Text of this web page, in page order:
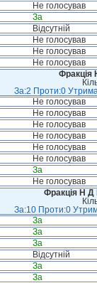
Не голосував
За
Відсутній
Не голосував
Не голосував
Не голосував
Фракція
За:2 Проти:0
Не голосував
Не голосував
Не голосував
Не голосував
Не голосував
Не голосував
За
Не голосував
Фракція Н Д
За:10 Проти:0
За
За
За
Відсутній
За
За